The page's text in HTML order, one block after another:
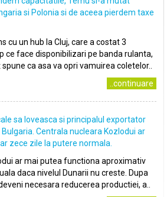
si Polonia si de aceea pierdem taxe
cu un hub la Cluj, care a costat 3
ce face disponibilizari pe banda rulanta,
ca asa va opri vamuirea coletelor..
..continuare
sa loveasca si principalul exportator
Centrala nucleara Kozlodui ar
zece zile la putere normala.
ar mai putea functiona aproximativ
daca nivelul Dunarii nu creste. Dupa
necesara reducerea productiei, a..